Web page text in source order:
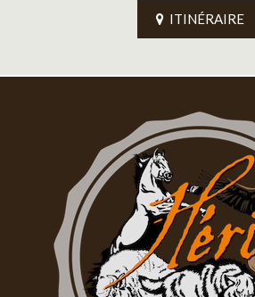
ITINÉRAIRE